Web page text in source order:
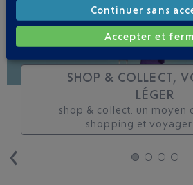
SHOP & COLLECT,
LÉGER
shop & collect. un moyen
shopping et voyager
Continuer sans
Accepter et